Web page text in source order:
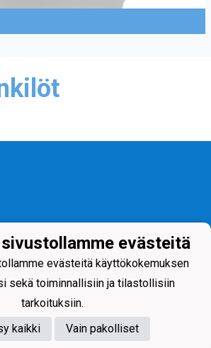
evästeitä
evästeitä käyttökokemuksen
sekä toiminnallisiin ja tilastollisiin
tarkoituksiin.
kaikki
Vain pakolliset